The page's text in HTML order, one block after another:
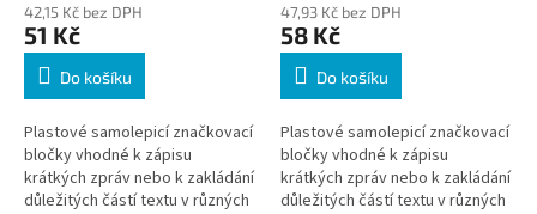
42,15 Kč bez DPH
51 Kč
Do košíku
Plastové samolepicí značkovací
bločky vhodné k zápisu
krátkých zpráv nebo k zakládání
důležitých částí textu v různých
47,93 Kč bez DPH
58 Kč
Do košíku
Plastové samolepicí značkovací
bločky vhodné k zápisu
krátkých zpráv nebo k zakládání
důležitých částí textu v různých